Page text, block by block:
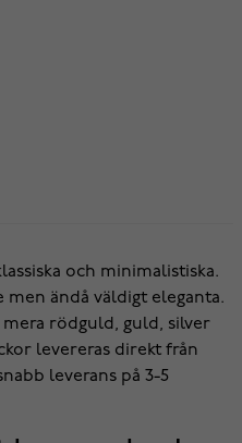
och minimalistiska.
ändå väldigt eleganta.
mera rödguld, guld, silver
levereras direkt från
leverans på 3-5